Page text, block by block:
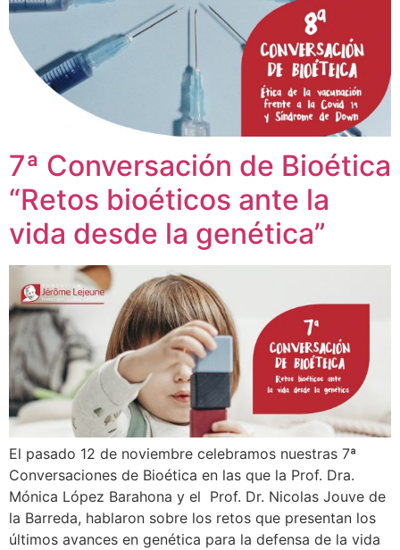
7ª Conversación de Bioética
“Retos bioéticos ante la
vida desde la genética”
El pasado 12 de noviembre celebramos nuestras 7ª
Conversaciones de Bioética en las que la Prof. Dra.
Mónica López Barahona y el Prof. Dr. Nicolas Jouve de
la Barreda, hablaron sobre los retos que presentan los
últimos avances en genética para la defensa de la vida